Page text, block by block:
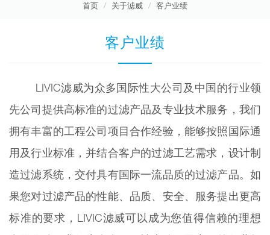
首页 关于滤威 客户业绩
客户业绩
LIVIC滤威为众多国际性大公司及中国的行业领
先公司提供高标准的过滤产品及专业技术服务，我们
拥有丰富的工程公司项目合作经验，能够按照国际通
用及行业标准，并结合客户的过滤工艺需求，设计制
造过滤系统，交付具有国际一流品质的过滤产品。如
果您对过滤产品的性能、品质、安全、服务提出更高
标准的要求，LIVIC滤威可以成为您值得信赖的理想